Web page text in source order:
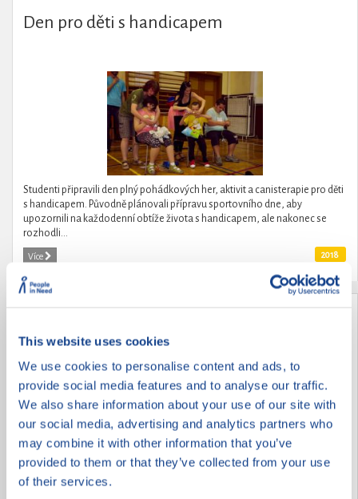
This website uses cookies
We use cookies to personalise content and ads, to
provide social media features and to analyse our traffic.
We also share information about your use of our site with
our social media, advertising and analytics partners who
may combine it with other information that you’ve
provided to them or that they’ve collected from your use
of their services.
Den pro děti s handicapem
Studenti připravili den plný pohádkových her, aktivit a canisterapie pro děti
s handicapem. Původně plánovali přípravu sportovního dne, aby
upozornili na každodenní obtíže života s handicapem, ale nakonec se
rozhodli...
Více 2018